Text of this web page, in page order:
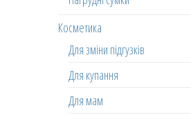
Косметика
Для зміни підгузків
Для купання
Для мам